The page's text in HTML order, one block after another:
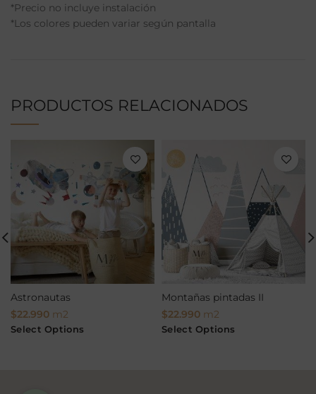
*Precio no incluye instalación
*Los colores pueden variar según pantalla
PRODUCTOS RELACIONADOS
Astronautas
$22.990 m2
Select Options
Montañas pintadas II
$22.990 m2
Select Options